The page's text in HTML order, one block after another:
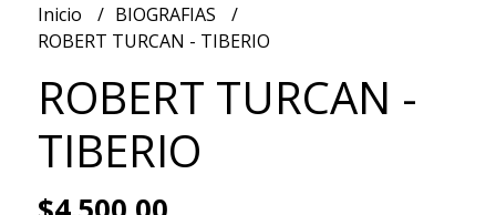
Inicio
BIOGRAFIAS
ROBERT TURCAN - TIBERIO
ROBERT TURCAN -
TIBERIO